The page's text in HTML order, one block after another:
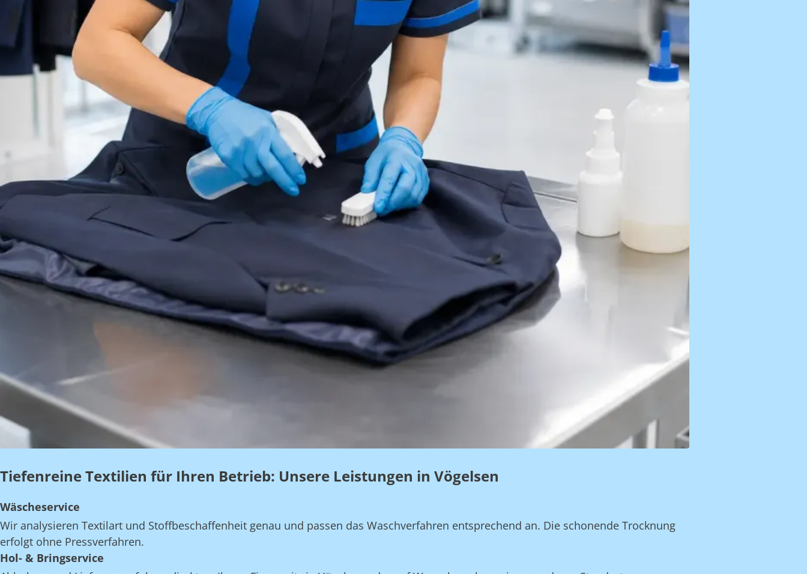
Tiefenreine Textilien für Ihren Betrieb: Unsere Leistungen in Vögelsen
Wäscheservice
Wir analysieren Textilart und Stoffbeschaffenheit genau und passen das Waschverfahren entsprechend an. Die schonende Trocknung
erfolgt ohne Pressverfahren.
Hol- & Bringservice